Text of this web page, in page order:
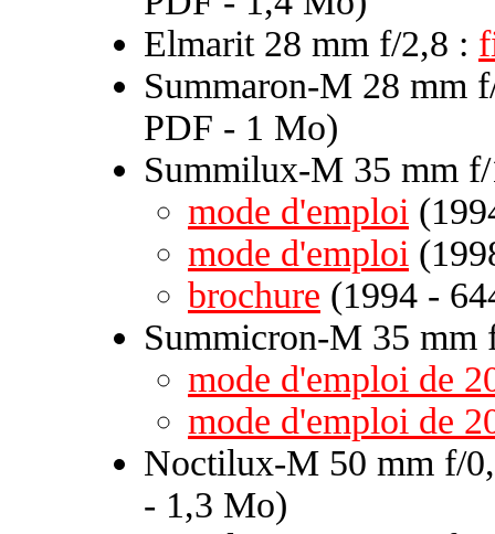
Elmarit 28 mm f/2,8 :
Summaron-M 28 mm
PDF - 1 Mo)
Summilux-M 35 mm
mode d'emploi
mode d'emploi
brochure (1994 -
Summicron-M 35 mm
mode d'emploi de
mode d'emploi de
Noctilux-M 50 mm f/
- 1,3 Mo)